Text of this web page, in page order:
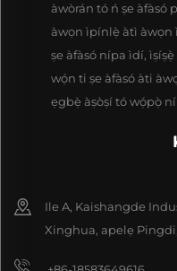
àwòrán tó ń ṣe àfàsó
àwọn ìpínlẹ̀ àtì àwọn
ṣe àfàsó nípa ìdí,
wọ́n ti ṣe àfàsó àti
ẹgbẹ̀ àṣòṣí tó wọ́pọ̀
Ile A, Kaishangde
Xinghua, apelẹ